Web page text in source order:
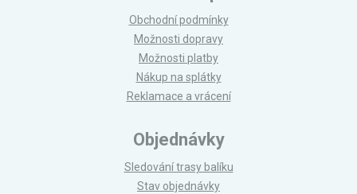
Obchodní podmínky
Možnosti dopravy
Možnosti platby
Nákup na splátky
Reklamace a vrácení
Objednávky
Sledování trasy balíku
Stav objednávky